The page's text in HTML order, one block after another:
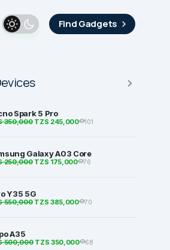
Find Gadgets
Spark 5 Pro
350,000TZS 245,000 101
Galaxy A03 Core
250,000TZS 175,000 76
Y35 5G
550,000TZS 385,000 70
A35
500,000TZS 350,000 68